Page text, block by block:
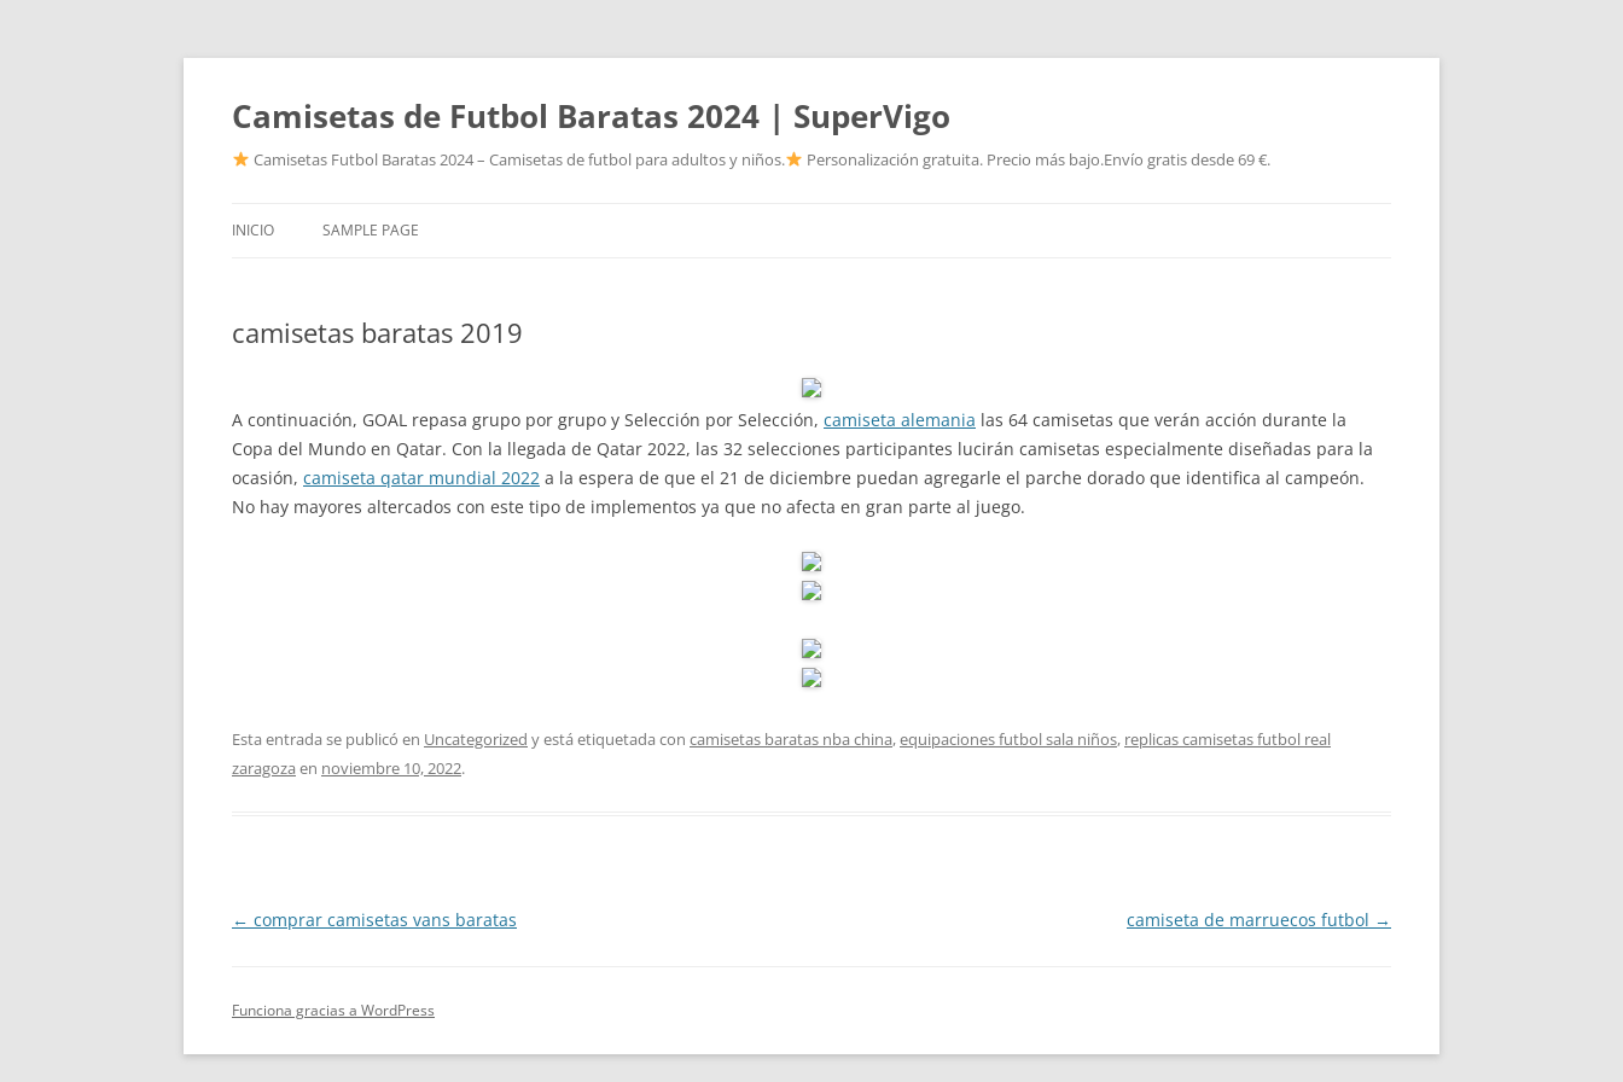
Camisetas de Futbol Baratas 2024 | SuperVigo
Camisetas Futbol Baratas 2024 – Camisetas de futbol para adultos y niños. Personalización gratuita. Precio más bajo.Envío gratis desde 69 €.
INICIO SAMPLE PAGE
camisetas baratas 2019
A continuación, GOAL repasa grupo por grupo y Selección por Selección, camiseta alemania las 64 camisetas que verán acción durante la
Copa del Mundo en Qatar. Con la llegada de Qatar 2022, las 32 selecciones participantes lucirán camisetas especialmente diseñadas para la
ocasión, camiseta qatar mundial 2022 a la espera de que el 21 de diciembre puedan agregarle el parche dorado que identifica al campeón.
No hay mayores altercados con este tipo de implementos ya que no afecta en gran parte al juego.
Esta entrada se publicó en Uncategorized y está etiquetada con camisetas baratas nba china,equipaciones futbol sala niños, replicas camisetas futbol real
zaragoza en noviembre 10, 2022.
Navegación
← comprar camisetas vans baratas camiseta de marruecos futbol →
Funciona gracias a WordPress